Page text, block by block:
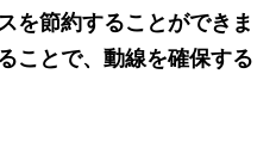
を節約することができま
ことで、動線を確保する